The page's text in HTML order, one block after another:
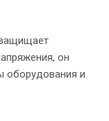
он
оборудования и